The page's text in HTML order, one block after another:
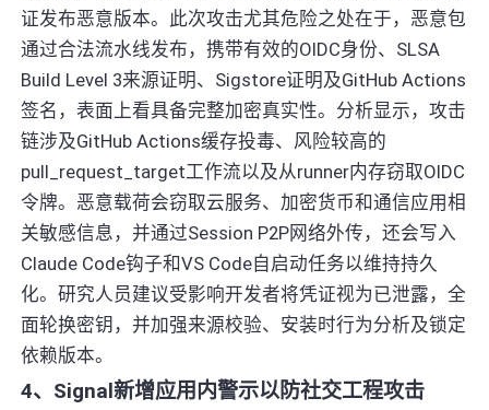
证发布恶意版本。此次攻击尤其危险之处在于，恶意包
通过合法流水线发布，携带有效的OIDC身份、SLSA
Build Level 3来源证明、Sigstore证明及GitHub Actions
签名，表面上看具备完整加密真实性。分析显示，攻击
链涉及GitHub Actions缓存投毒、风险较高的
pull_request_target工作流以及从runner内存窃取OIDC
令牌。恶意载荷会窃取云服务、加密货币和通信应用相
关敏感信息，并通过Session P2P网络外传，还会写入
Claude Code钩子和VS Code自启动任务以维持持久
化。研究人员建议受影响开发者将凭证视为已泄露，全
面轮换密钥，并加强来源校验、安装时行为分析及锁定
依赖版本。
4、Signal新增应用内警示以防社交工程攻击